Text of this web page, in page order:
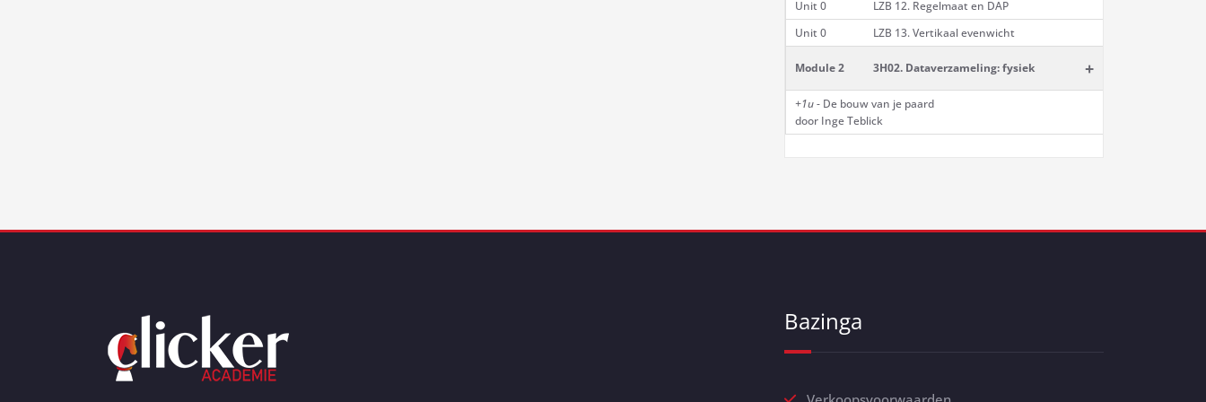
Unit 0
LZB 12. Regelmaat en DAP
Unit 0
LZB 13. Vertikaal evenwicht
Module 2 3H02. Dataverzameling: fysiek +
+1u- De bouw van je paard
door Inge Teblick
Bazinga